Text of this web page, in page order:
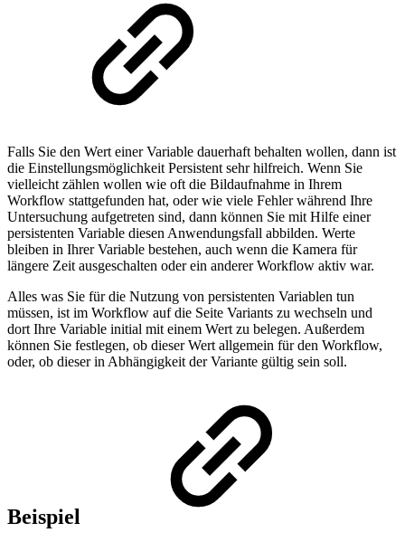
Falls Sie den Wert einer Variable dauerhaft behalten wollen, dann ist
die Einstellungsmöglichkeit Persistent sehr hilfreich. Wenn Sie
vielleicht zählen wollen wie oft die Bildaufnahme in Ihrem
Workflow stattgefunden hat, oder wie viele Fehler während Ihre
Untersuchung aufgetreten sind, dann können Sie mit Hilfe einer
persistenten Variable diesen Anwendungsfall abbilden. Werte
bleiben in Ihrer Variable bestehen, auch wenn die Kamera für
längere Zeit ausgeschalten oder ein anderer Workflow aktiv war.
Alles was Sie für die Nutzung von persistenten Variablen tun
müssen, ist im Workflow auf die Seite Variants zu wechseln und
dort Ihre Variable initial mit einem Wert zu belegen. Außerdem
können Sie festlegen, ob dieser Wert allgemein für den Workflow,
oder, ob dieser in Abhängigkeit der Variante gültig sein soll.
Beispiel